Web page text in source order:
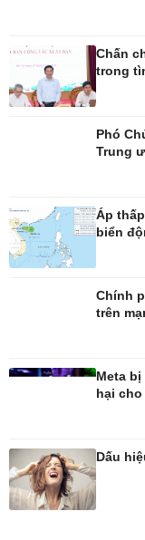
Giải trí
Chấn
trong
Phó
Trung
Áp
biển
Chính
trên
Meta
hại cho
Dấu